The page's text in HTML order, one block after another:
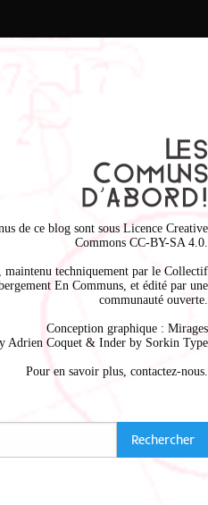
de ce blog sont sous Licence Creative
Commons CC-BY-SA 4.0
techniquement par le Collectif
En Communs , et édité par une
communauté ouverte.
Conception graphique : Mirages
Adrien Coquet & Inder by Sorkin Type
Pour en savoir plus, contactez-nous